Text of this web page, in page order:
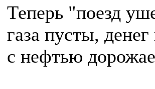
Теперь "поезд
газа пусты,
с нефтью